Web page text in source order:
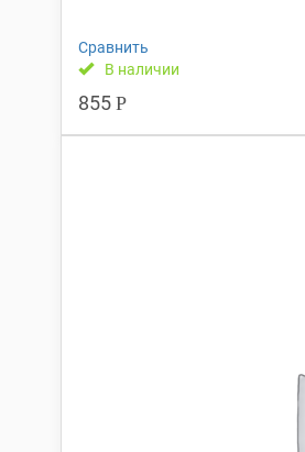
Сравнить
В наличии
855 Р